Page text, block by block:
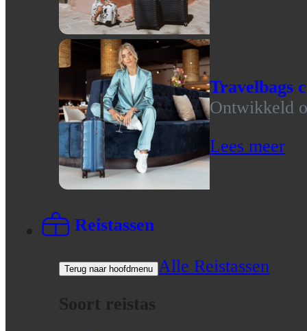
Travelbags
Ontwikkeld
Lees meer
Reistassen
Terug naar hoofdmenu
Alle Reistassen
Soort reistas